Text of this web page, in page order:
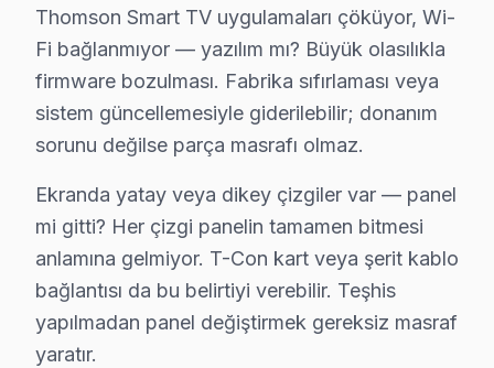
Beyazıt'ta Thomson TV Servisi
Beyazıt Mahallesi’nde, özellikle yüksek binaların
Binbirdirek'te Thomson TV Servisi
Cankurtaran'da Thomson TV Servisi
Cankurtaran Mahallesi, elektrik altyapısının karışık
Cerrahpaşa'da Thomson TV Servisi
Cerrahpaşa Mahallesi, eski binaları ve karmaşık
Thomson Smart TV uygulamaları çöküyor, Wi-
Fi bağlanmıyor — yazılım mı? Büyük olasılıkla
firmware bozulması. Fabrika sıfırlaması veya
sistem güncellemesiyle giderilebilir; donanım
sorunu değilse parça masrafı olmaz.
Ekranda yatay veya dikey çizgiler var — panel
mi gitti? Her çizgi panelin tamamen bitmesi
anlamına gelmiyor. T-Con kart veya şerit kablo
bağlantısı da bu belirtiyi verebilir. Teşhis
yapılmadan panel değiştirmek gereksiz masraf
yaratır.